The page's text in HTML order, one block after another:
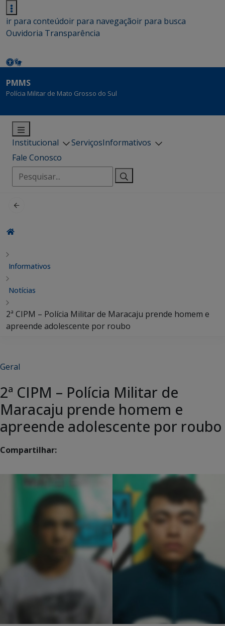
ir para conteúdoir para navegaçãoir para busca
Ouvidoria Transparência
PMMS
Polícia Militar de Mato Grosso do Sul
Institucional ServiçosInformativos
Fale Conosco
Pesquisar
por:
Informativos
Notícias
2ª CIPM – Polícia Militar de Maracaju prende homem e
apreende adolescente por roubo
Geral
2ª CIPM – Polícia Militar de
Maracaju prende homem e
apreende adolescente por roubo
Compartilhar: